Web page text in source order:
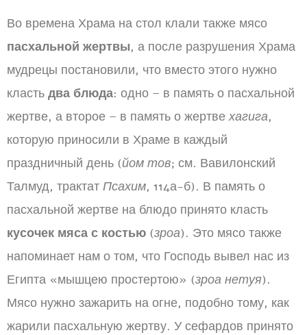
Во времена Храма на стол клали также мясо
пасхальной жертвы, а после разрушения Храма
мудрецы постановили, что вместо этого нужно
класть два блюда: одно – в память о пасхальной
жертве, а второе – в память о жертвехагига,
которую приносили в Храме в каждый
праздничный день (йом тов; см. Вавилонский
Талмуд, трактат Псахим, 114а-б). В память о
пасхальной жертве на блюдо принято класть
кусочек мяса с костью (зроа). Это мясо также
напоминает нам о том, что Господь вывел нас из
Египта «мышцею простертою» (зроа нетуя).
Мясо нужно зажарить на огне, подобно тому, как
жарили пасхальную жертву. У сефардов принято